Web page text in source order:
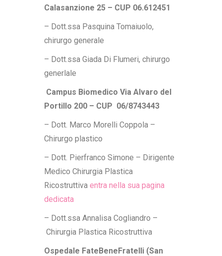
Calasanzione 25 – CUP 06.612451
– Dott.ssa Pasquina Tomaiuolo,
chirurgo generale
– Dott.ssa Giada Di Flumeri, chirurgo
generlale
Campus Biomedico Via Alvaro del
Portillo 200 – CUP 06/8743443
– Dott. Marco Morelli Coppola –
Chirurgo plastico
– Dott. Pierfranco Simone – Dirigente
Medico Chirurgia Plastica
Ricostruttiva entra nella sua pagina
dedicata
– Dott.ssa Annalisa Cogliandro –
Chirurgia Plastica Ricostruttiva
Ospedale FateBeneFratelli (San